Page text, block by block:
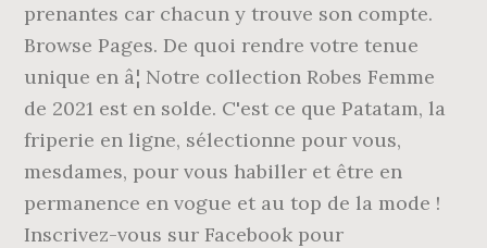
prenantes car chacun y trouve son compte.
Browse Pages. De quoi rendre votre tenue
unique en â¦ Notre collection Robes Femme
de 2021 est en solde. C'est ce que Patatam, la
friperie en ligne, sélectionne pour vous,
mesdames, pour vous habiller et être en
permanence en vogue et au top de la mode !
Inscrivez-vous sur Facebook pour